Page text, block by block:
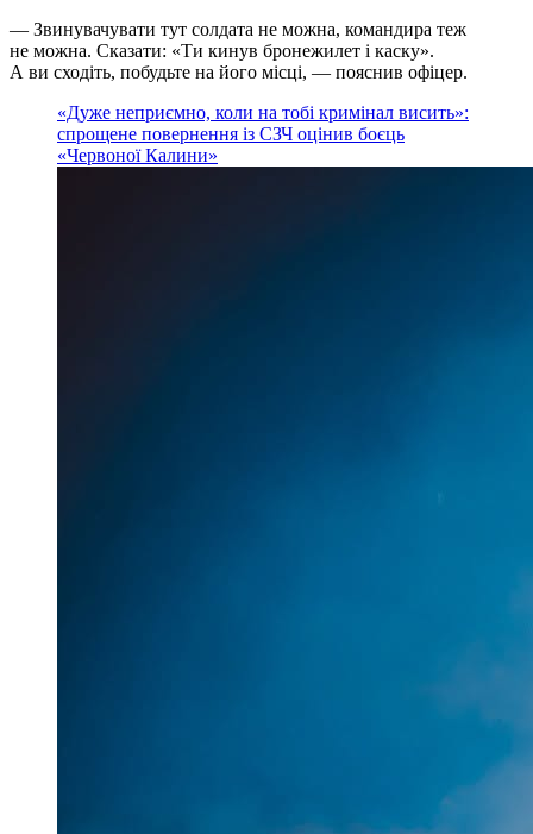
— Звинувачувати тут солдата не можна, командира теж
не можна. Сказати: «Ти кинув бронежилет і каску».
А ви сходіть, побудьте на його місці, — пояснив офіцер.
«Дуже неприємно, коли на тобі кримінал висить»:
спрощене повернення із СЗЧ оцінив боєць
«Червоної Калини»